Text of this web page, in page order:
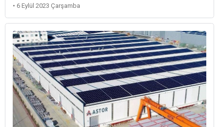
• 6 Eylül 2023 Çarşamba